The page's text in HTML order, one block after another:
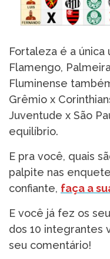
Fortaleza é a única
Flamengo,
Fluminense
Grêmio x
Juventude x São
equilíbrio.
E pra você, quais
palpite nas
confiante, faça a
E você já fez os
dos 10 integrantes
seu comentário!